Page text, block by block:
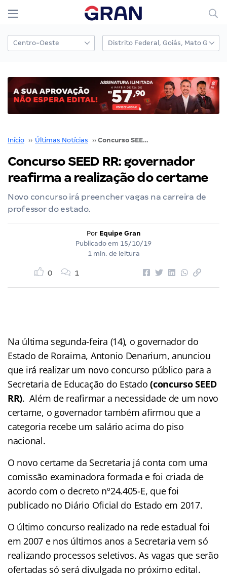
Início ›› Últimas Notícias ›› Concurso SEED RR: governador reafirma a realização do certame
Concurso SEED RR: governador
reafirma a realização do certame
Novo concurso irá preencher vagas na carreira de
professor do estado.
Por Equipe Gran
Publicado em 15/10/19
1 min. de leitura
0 1
Na última segunda-feira (14), o governador do
Estado de Roraima, Antonio Denarium, anunciou
que irá realizar um novo concurso público para a
Secretaria de Educação do Estado(concurso SEED
RR). Além de reafirmar a necessidade de um novo
certame, o governador também afirmou que a
categoria recebe um salário acima do piso
nacional.
O novo certame da Secretaria já conta com uma
comissão examinadora formada e foi criada de
acordo com o decreto nº24.405-E, que foi
publicado no Diário Oficial do Estado em 2017.
O último concurso realizado na rede estadual foi
em 2007 e nos últimos anos a Secretaria vem só
realizando processos seletivos. As vagas que serão
ofertadas só será divulgada no próximo edital.